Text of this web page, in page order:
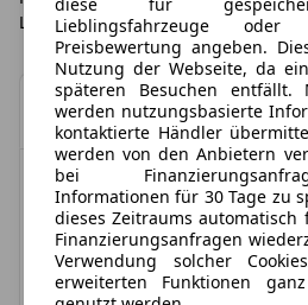
Leasingübernahmen und dem
Was ist Leasing?
Leasing ist eine Art
Zeit. Das heißt für Sie:
hoher Anschaffungskosten.
gewerblich: Beim Leasing
Fahrzeug selbst, sondern ein
Nutzungsrecht. Eigentümer
Ist eine Änderung der
Fahrzeugausstattung
Kann ich mein
konfigurieren?
Lieblingsfahrzeuge
Preisbewertung angeben.
Nutzung der Webseite, da
späteren Besuchen
werden nutzungsbasierte
kontaktierte Händler
werden von den Anbietern
bei
Informationen für 30 Tage zu
dieses Zeitraums
Finanzierungsanfragen
Verwendung solcher
erweiterten Funktionen